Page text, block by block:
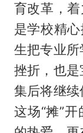
育改革，
是学校精
生把专业
挫折，也
集后将继续
这场“摊”